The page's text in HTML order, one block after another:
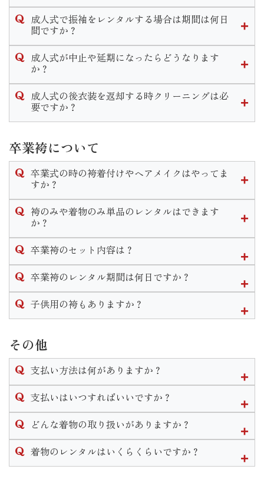
くる等の方法もあります。
ウ やリップ等を着物に合う様ポイントで手直し希望のお客様
もいらっしゃいます。
心ください。
当店では撮影のみのプランがございます。
お持ちの振袖を着用しての撮影「持ち込み撮影コース」と
す。
どちらのコースでも一度ご来店頂きお打ち合わせや衣装選び
成人式で振袖をレンタルする場合は期間は何日
間ですか？
当店で式当日のお支度をするお客様は式から１０日間がレン
タル期間となっております。
合はレンタル期間は１ヶ月設けております。
成人式が中止や延期になったらどうなります
か？
年度毎の対応をHP内の「お知らせ」に掲載しております。
ご不明な点がございましたらお気軽に店舗までお問い合わせ
成人式の後衣装を返却する時クリーニングは必
要ですか？
ご着用後はそのまま後ご返却頂けます。
なお著しい汚れや破損等がある場合はご返却の際にスタッフ
までお伝えいただきます様お願い致します。
卒業袴について
卒業式の時の袴着付けやヘアメイクはやってま
すか？
当店で衣装のレンタルをご成約いただいたお客様のお支度予
約は受け付けております。
イクの予約は受け付けておりませんのでご自身でして頂きま
す様お願い致します。
※衣装完全持ち込みでのお支度予約はご遠慮いただいており
袴のみや着物のみ単品のレンタルはできます
か？
卒業袴は単品でのレンタルも行なっております。２尺袖や訪
問着、袴のみのレンタルは可能です。
ん。
※振袖関連の衣装は単品レンタルは行っておりません。
卒業袴のセット内容は？
卒業袴は２尺袖(着物)と袴をお好きな組み合わせで選べます。
２尺袖・袴・襦袢・重ね衿・袴下帯・草履・巾着・肌着・着
物
◆袴をレンタル→袴下帯・草履
がセットで付いてきます。
単品でも巾着のレンタルは可能ですのでお申し付けくださ
い。
※ブーツのレンタルはございません。
卒業袴のレンタル期間は何日ですか？
袴のレンタル期間は最長で1週間となります。
子供用の袴もありますか？
小学校卒業用の衣装の取り扱いはございません。
その他
支払い方法は何がありますか？
現金かクレジットカードでのお支払いとなります。
支払いはいつすればいいですか？
ご契約いただくお衣装によって支払い期限は異なります。
のご入金をお願いしております。
どんな着物の取り扱いがありますか？
レンタル衣装は振袖・男性袴・女子袴・訪問着・黒留袖・喪
服・七五三・初着がございます。
着物のレンタルはいくらくらいですか？